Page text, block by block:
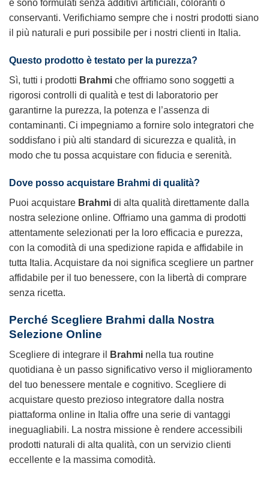
e sono formulati senza additivi artificiali, coloranti o
conservanti. Verifichiamo sempre che i nostri prodotti siano
il più naturali e puri possibile per i nostri clienti in Italia.
Questo prodotto è testato per la purezza?
Sì, tutti i prodotti Brahmi che offriamo sono soggetti a
rigorosi controlli di qualità e test di laboratorio per
garantirne la purezza, la potenza e l’assenza di
contaminanti. Ci impegniamo a fornire solo integratori che
soddisfano i più alti standard di sicurezza e qualità, in
modo che tu possa acquistare con fiducia e serenità.
Dove posso acquistare Brahmi di qualità?
Puoi acquistare Brahmi di alta qualità direttamente dalla
nostra selezione online. Offriamo una gamma di prodotti
attentamente selezionati per la loro efficacia e purezza,
con la comodità di una spedizione rapida e affidabile in
tutta Italia. Acquistare da noi significa scegliere un partner
affidabile per il tuo benessere, con la libertà di comprare
senza ricetta.
Perché Scegliere Brahmi dalla Nostra
Selezione Online
Scegliere di integrare il Brahmi nella tua routine
quotidiana è un passo significativo verso il miglioramento
del tuo benessere mentale e cognitivo. Scegliere di
acquistare questo prezioso integratore dalla nostra
piattaforma online in Italia offre una serie di vantaggi
ineguagliabili. La nostra missione è rendere accessibili
prodotti naturali di alta qualità, con un servizio clienti
eccellente e la massima comodità.